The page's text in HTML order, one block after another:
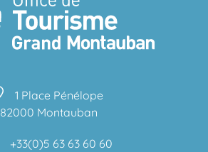
1 Place Pénélope
82000 Montauban
+33(0)5 63 63 60 60